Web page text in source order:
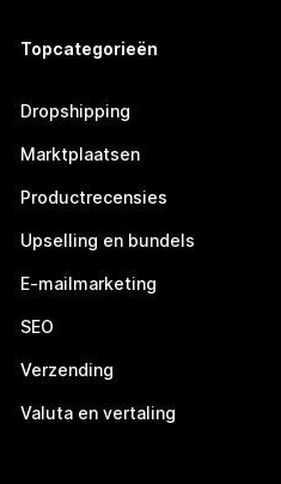
Topcategorieën
Dropshipping
Marktplaatsen
Productrecensies
Upselling en bundels
E-mailmarketing
SEO
Verzending
Valuta en vertaling